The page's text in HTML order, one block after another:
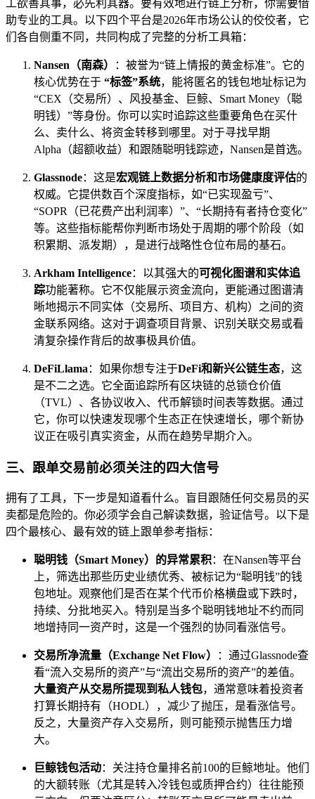
工欲善其事，必先利其器。要有效地进行链上分析，你需要借
助专业的工具。以下四个平台是2026年市场公认的佼佼者，它
们各自侧重不同，共同构成了完整的分析工具箱：
Nansen（南森）
：被誉为“链上情报的黄金标准”。它的
核心优势在于 “标签”系统，能将匿名的钱包地址标记为
“CEX（交易所）、风投基金、巨鲸、Smart Money（聪
明钱）”等身份。你可以实时追踪这些重要角色在买什
么、卖什么、将资金转移到哪里。对于寻找早期
Alpha（超额收益）和跟随聪明钱踪迹，Nansen是首选。
Glassnode：这是宏观链上数据分析和市场健康度评估的
权威。它提供数百个深度指标，如“已实现盈亏”、
“SOPR（已花费产出利润率）”、“长期持有者持仓变化”
等。这些指标能帮你判断市场处于周期的哪个阶段（如
积累期、派发期），是进行战略性仓位布局的基石。
Arkham Intelligence：以其强大的可视化图谱和实体追
踪功能著称。它不仅能展示资金流向，更能通过图谱清
晰地揭示不同实体（交易所、项目方、机构）之间的资
金联系网络。这对于调查项目背景、识别关联交易或看
清复杂操作背后的故事极具价值。
DeFiLlama ：如果你想专注于DeFi和新兴公链生态，这
是不二之选。它全面追踪所有区块链的总锁仓价值
（TVL）、各协议收入、代币解锁时间表等数据。通过
它，你可以快速发现哪个生态正在快速增长，哪个新协
议正在吸引真实资金，从而在趋势早期介入。
三、跟单交易前必须关注的四大信号
拥有了工具，下一步是知道看什么。盲目跟随任何交易员的买
卖都是危险的。你必须学会自己解读数据，验证信号。以下是
四个最核心、最有效的链上跟单参考指标：
聪明钱（Smart Money）的异常累积：在Nansen等平台
上，筛选出那些历史业绩优秀、被标记为“聪明钱”的钱
包地址。观察他们是否在某个代币价格横盘或下跌时，
持续、分批地买入。特别是当多个聪明钱地址不约而同
地增持同一资产时，这是一个强烈的协同看涨信号。
交易所净流量（Exchange Net Flow）
：通过Glassnode查
看“流入交易所的资产”与“流出交易所的资产”的差值。
大量资产从交易所提现到私人钱包，通常意味着投资者
打算长期持有（HODL），减少了抛压，是看涨信号。
反之，大量资产存入交易所，则可能预示抛售压力增
大。
巨鲸钱包活动：关注持仓量排名前100的巨鲸地址。他们
的大额转账（尤其是转入冷钱包或质押合约）往往能预